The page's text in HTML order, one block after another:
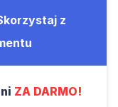
z
ZA DARMO!